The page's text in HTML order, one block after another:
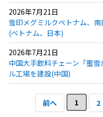
2026年7月21日
雪印メグミルクベトナム、
(ベトナム、日本)
2026年7月21日
中国大手飲料チェーン「蜜
ル工場を建設(中国)
前へ 1 2